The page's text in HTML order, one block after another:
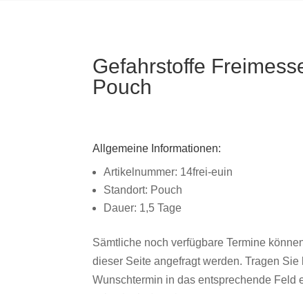
Gefahrstoffe
Pouch
Allgemeine Informationen:
Artikelnummer: 14frei-euin
Standort: Pouch
Dauer: 1,5 Tage
Sämtliche noch verfügbare Termine
dieser Seite angefragt werden. Tragen Sie
Wunschtermin in das entsprechende Feld